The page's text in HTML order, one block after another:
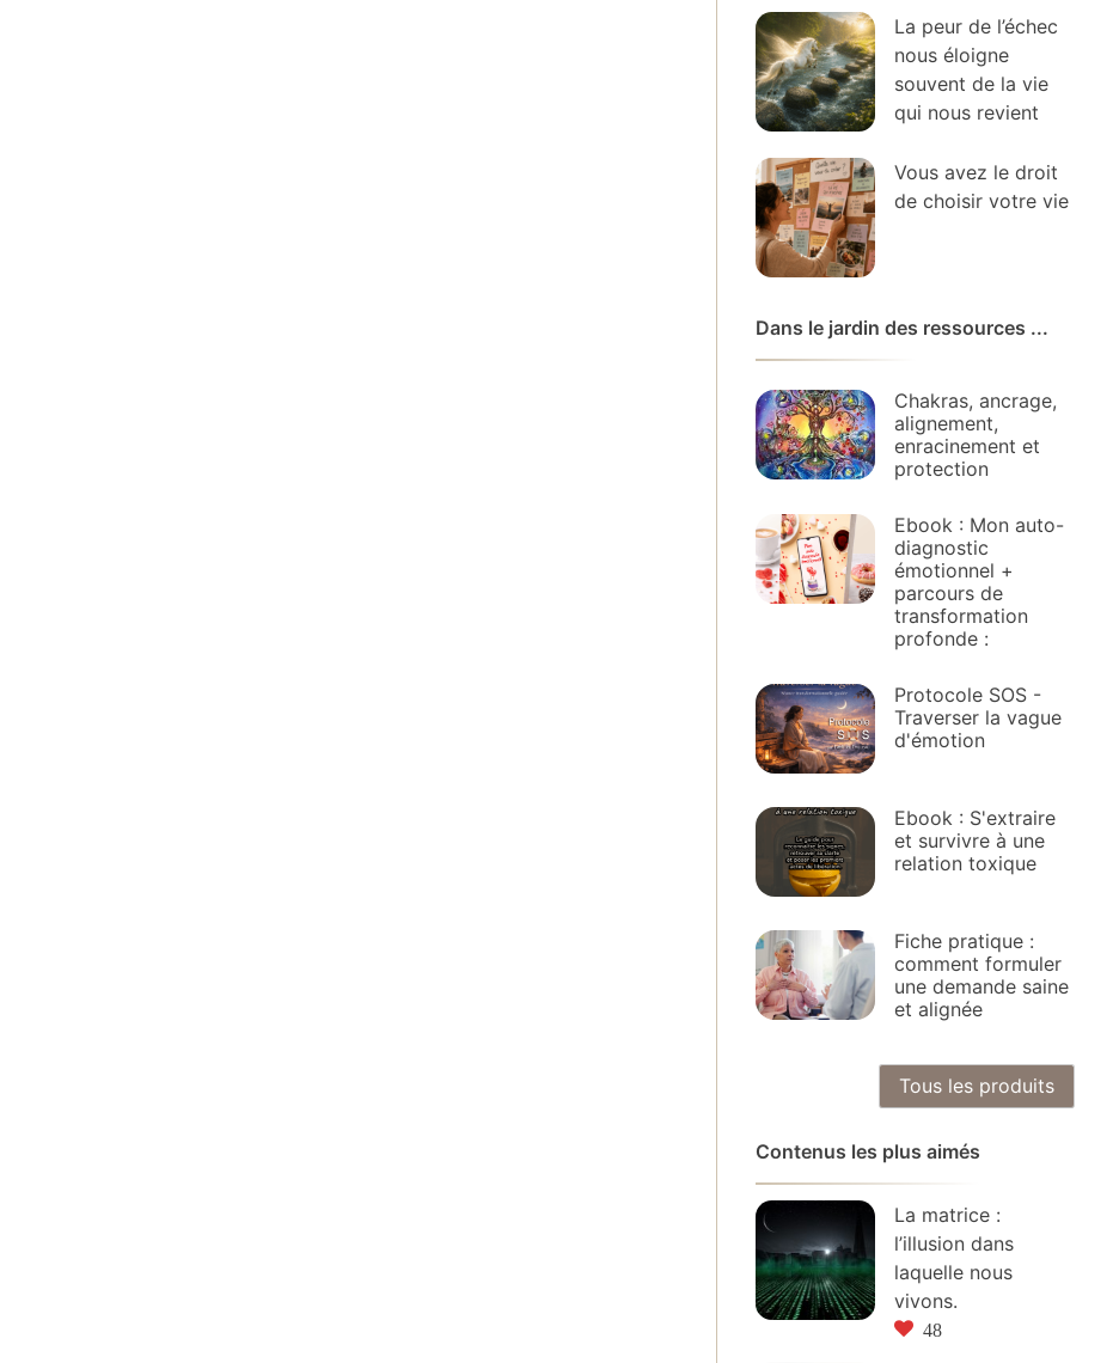
La peur de l’échec
nous éloigne
souvent de la vie
qui nous revient
Vous avez le droit
de choisir votre vie
Dans le jardin des ressources ...
Chakras, ancrage,
alignement,
enracinement et
protection
Ebook : Mon auto-
diagnostic
émotionnel +
parcours de
transformation
profonde :
Protocole SOS -
Traverser la vague
d'émotion
Ebook : S'extraire
et survivre à une
relation toxique
Fiche pratique :
comment formuler
une demande saine
et alignée
Tous les produits
Contenus les plus aimés
La matrice :
l’illusion dans
laquelle nous
vivons.
48